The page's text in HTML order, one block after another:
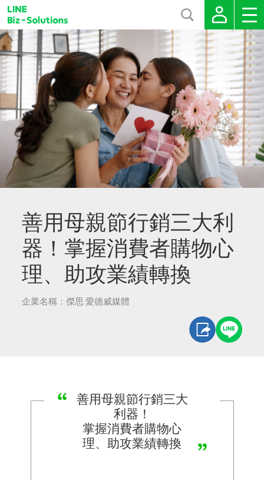
善用母親節行銷三大利
器！掌握消費者購物心
理、助攻業績轉換
企業名稱：傑思·愛德威媒體
善用母親節行銷三大
利器！
掌握消費者購物心
理、助攻業績轉換